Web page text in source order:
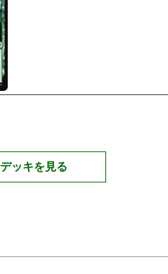
ッキを見る